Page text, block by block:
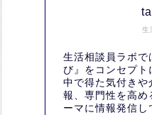
生
生活相談員ラボで
び』をコンセプト
中で得た気付きや
報、専門性を高め
ーマに情報発信し